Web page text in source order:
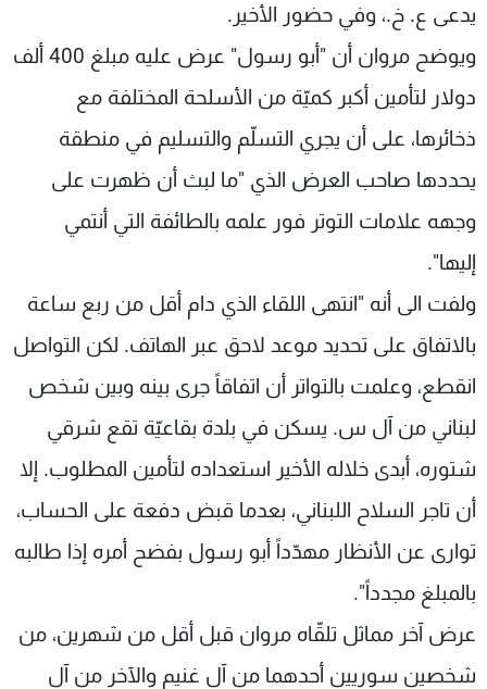
يدعى ع. خ.، وفي حضور الأخير.
ويوضح مروان أن "أبو رسول" عرض عليه مبلغ 400 ألف
دولار لتأمين أكبر كميّة من الأسلحة المختلفة مع
ذخائرها، على أن يجري التسلّم والتسليم في منطقة
يحددها صاحب العرض الذي "ما لبث أن ظهرت على
وجهه علامات التوتر فور علمه بالطائفة التي أنتمي
إليها".
ولفت الى أنه "انتهى اللقاء الذي دام أقل من ربع ساعة
بالاتفاق على تحديد موعد لاحق عبر الهاتف. لكن التواصل
انقطع، وعلمت بالتواتر أن اتفاقاً جرى بينه وبين شخص
لبناني من آل س. يسكن في بلدة بقاعيّة تقع شرقي
شتوره، أبدى خلاله الأخير استعداده لتأمين المطلوب. إلا
أن تاجر السلاح اللبناني، بعدما قبض دفعة على الحساب،
توارى عن الأنظار مهدّداً أبو رسول بفضح أمره إذا طالبه
بالمبلغ مجدداً".
عرض آخر مماثل تلقّاه مروان قبل أقل من شهرين، من
شخصين سوريين أحدهما من آل غنيم والآخر من آل